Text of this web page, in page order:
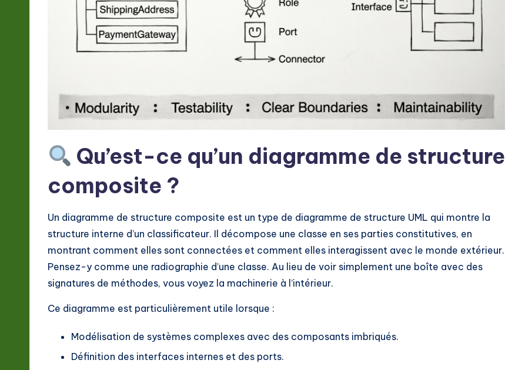
&
ft
w
Qu’est-ce qu’un diagramme de structure
composite ?
Un diagramme de structure composite est un type de diagramme de structure UML qui montre la
structure interne d’un classificateur. Il décompose une classe en ses parties constitutives, en
montrant comment elles sont connectées et comment elles interagissent avec le monde extérieur.
Pensez-y comme une radiographie d’une classe. Au lieu de voir simplement une boîte avec des
signatures de méthodes, vous voyez la machinerie à l’intérieur.
Ce diagramme est particulièrement utile lorsque :
Modélisation de systèmes complexes avec des composants imbriqués.
Définition des interfaces internes et des ports.